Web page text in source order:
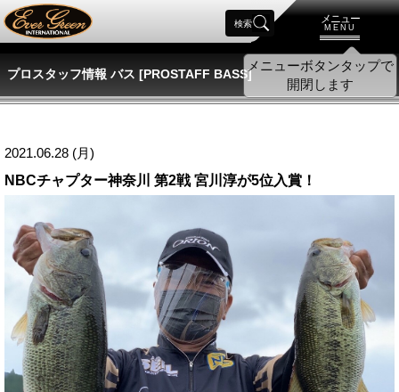
メニュー
MENU
検索
プロスタッフ情報 バス [PROSTAFF BASS]
2021.06.28 (月)
NBCチャプター神奈川 第2戦 宮川淳が5位入賞！